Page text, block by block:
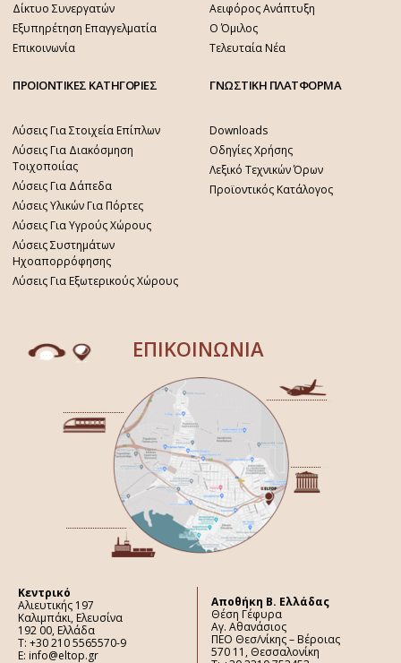
Δίκτυο Συνεργατών
Εξυπηρέτηση Επαγγελματία
Επικοινωνία
Αειφόρος Ανάπτυξη
Ο Όμιλος
Τελευταία Νέα
ΠΡΟΙΟΝΤΙΚΕΣ ΚΑΤΗΓΟΡΙΕΣ
Λύσεις Για Στοιχεία Επίπλων
Λύσεις Για Διακόσμηση
Τοιχοποιίας
Λύσεις Για Δάπεδα
Λύσεις Υλικών Για Πόρτες
Λύσεις Για Υγρούς Χώρους
Λύσεις Συστημάτων
Ηχοαπορρόφησης
Λύσεις Για Εξωτερικούς Χώρους
ΓΝΩΣΤΙΚΗ ΠΛΑΤΦΟΡΜΑ
Downloads
Οδηγίες Χρήσης
Λεξικό Τεχνικών Όρων
Προϊοντικός Κατάλογος
ΕΠΙΚΟΙΝΩΝΙΑ
Κεντρικό
Αλιευτικής 197
Καλιμπάκι, Ελευσίνα
192 00, Ελλάδα
Τ: +30 210 5565570-9
E: info@eltop.gr
Aποθήκη Β. Ελλάδας
Θέση Γέφυρα
Αγ. Αθανάσιος
ΠΕΟ Θεσ/νίκης – Βέροιας
570 11, Θεσσαλονίκη